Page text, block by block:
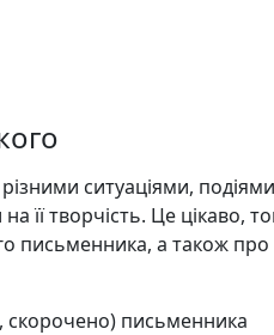
ситуаціями,
її творчість. Це цікаво,
письменника, а також про
скорочено) письменника